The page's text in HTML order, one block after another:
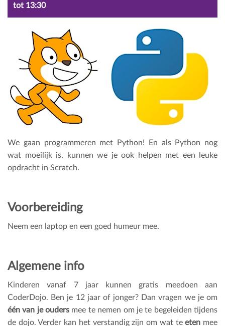
tot 13:30
We gaan programmeren met Python! En als Python nog
wat moeilijk is, kunnen we je ook helpen met een leuke
opdracht in Scratch.
Voorbereiding
Neem een laptop en een goed humeur mee.
Algemene info
Kinderen vanaf 7 jaar kunnen gratis meedoen aan
CoderDojo. Ben je 12 jaar of jonger? Dan vragen we je om
één van je ouders mee te nemen om je te begeleiden tijdens
de dojo. Verder kan het verstandig zijn om wat teeten mee